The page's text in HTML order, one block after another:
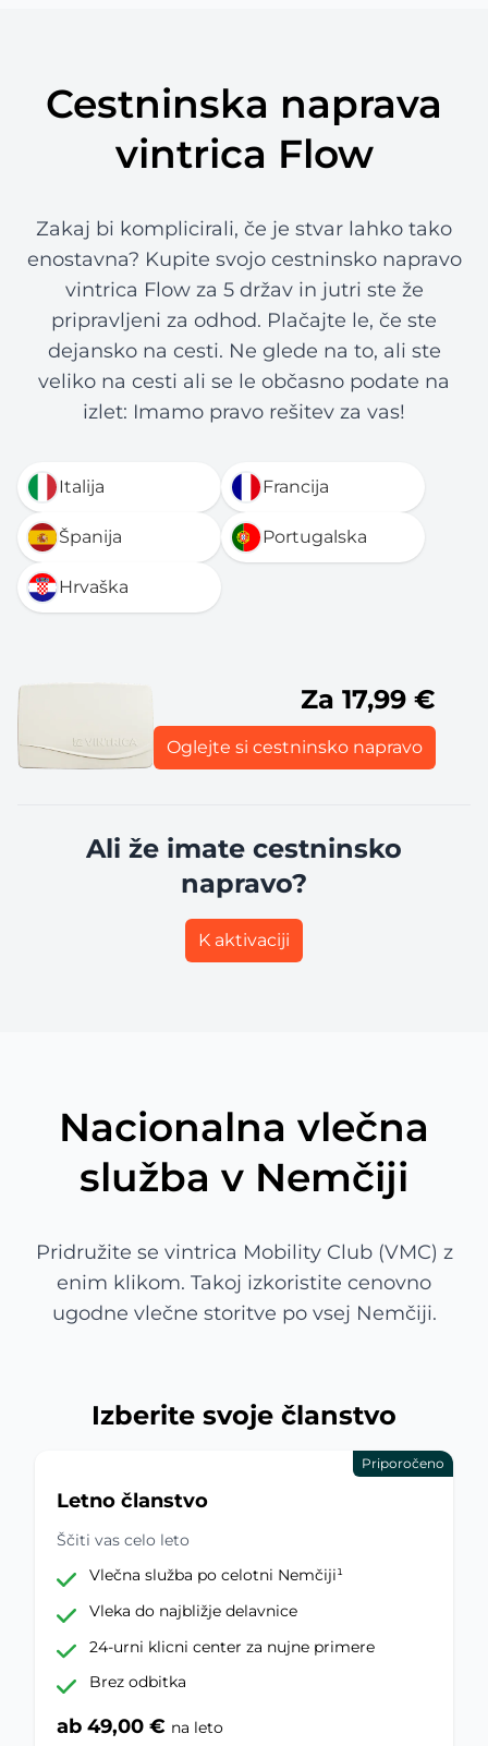
Cestninska naprava
vintrica Flow
Zakaj bi komplicirali, če je stvar lahko tako
enostavna? Kupite svojo cestninsko napravo
vintrica Flow za 5 držav in jutri ste že
pripravljeni za odhod. Plačajte le, če ste
dejansko na cesti. Ne glede na to, ali ste
veliko na cesti ali se le občasno podate na
izlet: Imamo pravo rešitev za vas!
Italija Francija
Španija Portugalska
Hrvaška
Za 17,99 €
Oglejte si cestninsko napravo
Ali že imate cestninsko
napravo?
K aktivaciji
Nacionalna vlečna
služba v Nemčiji
Pridružite se vintrica Mobility Club (VMC) z
enim klikom. Takoj izkoristite cenovno
ugodne vlečne storitve po vsej Nemčiji.
Izberite svoje članstvo
Priporočeno
Letno članstvo
Ščiti vas celo leto
Vlečna služba po celotni Nemčiji¹
Vleka do najbližje delavnice
24-urni klicni center za nujne primere
Brez odbitka
ab 49,00 € na leto